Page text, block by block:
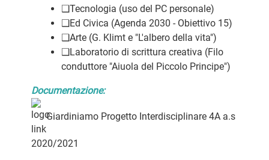
❑Tecnologia (uso del PC personale)
❑Ed Civica (Agenda 2030 - Obiettivo 15)
❑Arte (G. Klimt e "L'albero della vita")
❑Laboratorio di scrittura creativa (Filo
conduttore "Aiuola del Piccolo Principe")
Documentazione:
Giardiniamo Progetto Interdisciplinare 4A a.s
2020/2021